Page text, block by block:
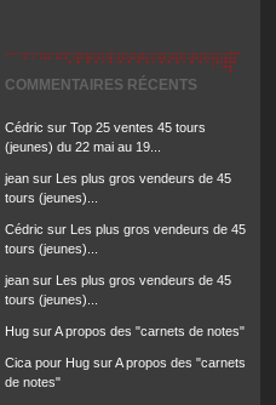
COMMENTAIRES RÉCENTS
Cédric sur Top 25 ventes 45 tours
(jeunes) du 22 mai au 19...
jean sur Les plus gros vendeurs de 45
tours (jeunes)...
Cédric sur Les plus gros vendeurs de 45
tours (jeunes)...
jean sur Les plus gros vendeurs de 45
tours (jeunes)...
Hug surA propos des "carnets de notes"
Cica pour Hug surA propos des "carnets
de notes"